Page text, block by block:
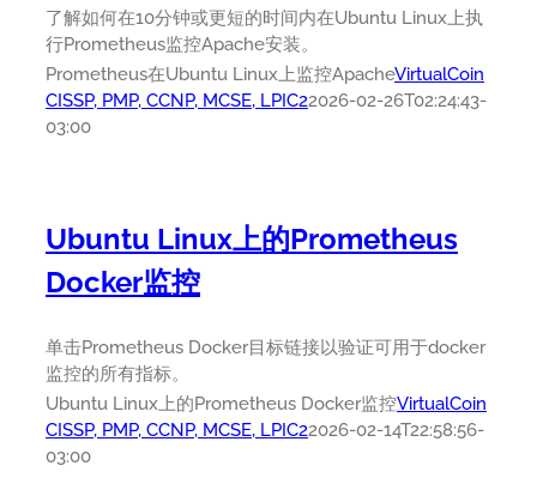
了解如何在10分钟或更短的时间内在Ubuntu Linux上执
行Prometheus监控Apache安装。
Prometheus在Ubuntu Linux上监控ApacheVirtualCoin
CISSP, PMP, CCNP, MCSE, LPIC22026-02-26T02:24:43-
03:00
Ubuntu Linux上的Prometheus
Docker监控
单击Prometheus Docker目标链接以验证可用于docker
监控的所有指标。
Ubuntu Linux上的Prometheus Docker监控VirtualCoin
CISSP, PMP, CCNP, MCSE, LPIC22026-02-14T22:58:56-
03:00